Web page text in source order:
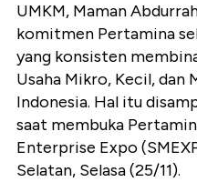
UMKM, Maman
komitmen Pertamina
yang konsisten
Usaha Mikro, Kecil, dan
Indonesia. Hal itu
saat membuka
Enterprise Expo
Selatan, Selasa (25/11).